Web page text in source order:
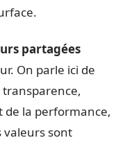
partagées
On parle ici de
transparence,
de la performance,
valeurs sont